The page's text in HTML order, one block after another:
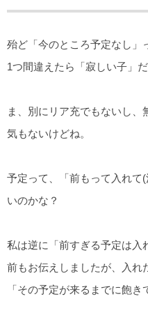
殆ど「今のところ予定なし」
1つ間違えたら「寂しい子」だ
ま、別にリア充でもないし、
気もないけどね。
予定って、「前もって入れて
いのかな？
私は逆に「前すぎる予定は入
前もお伝えしましたが、入れ
「その予定が来るまでに飽き